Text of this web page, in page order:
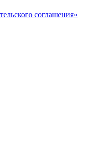
соглашения»